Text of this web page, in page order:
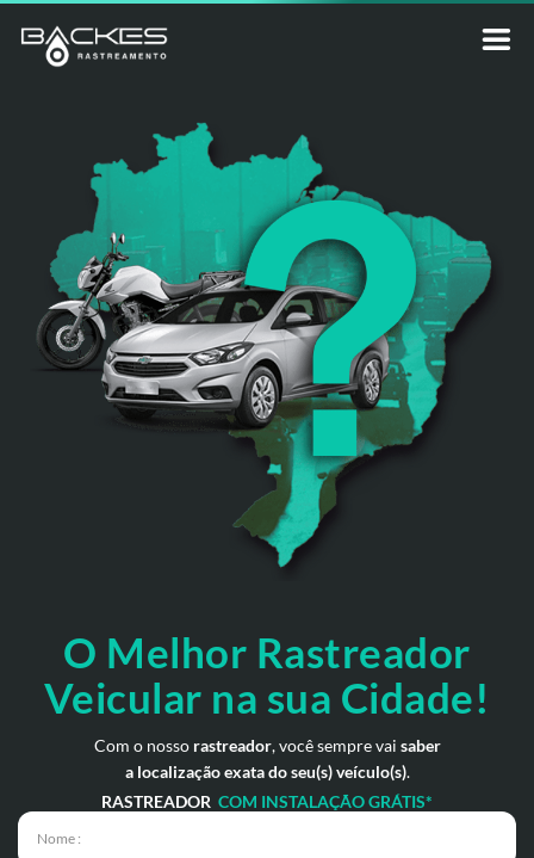
O Melhor Rastreador
Veicular na sua Cidade!
Com o nosso rastreador, você sempre vai saber
a localização exata do seu(s) veículo(s).
RASTREADOR COM INSTALAÇÃO GRÁTIS*